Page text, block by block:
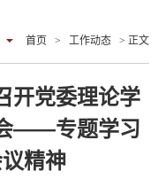
首页 > 工作动态 > 正文
开党委理论学
——专题学习
精神